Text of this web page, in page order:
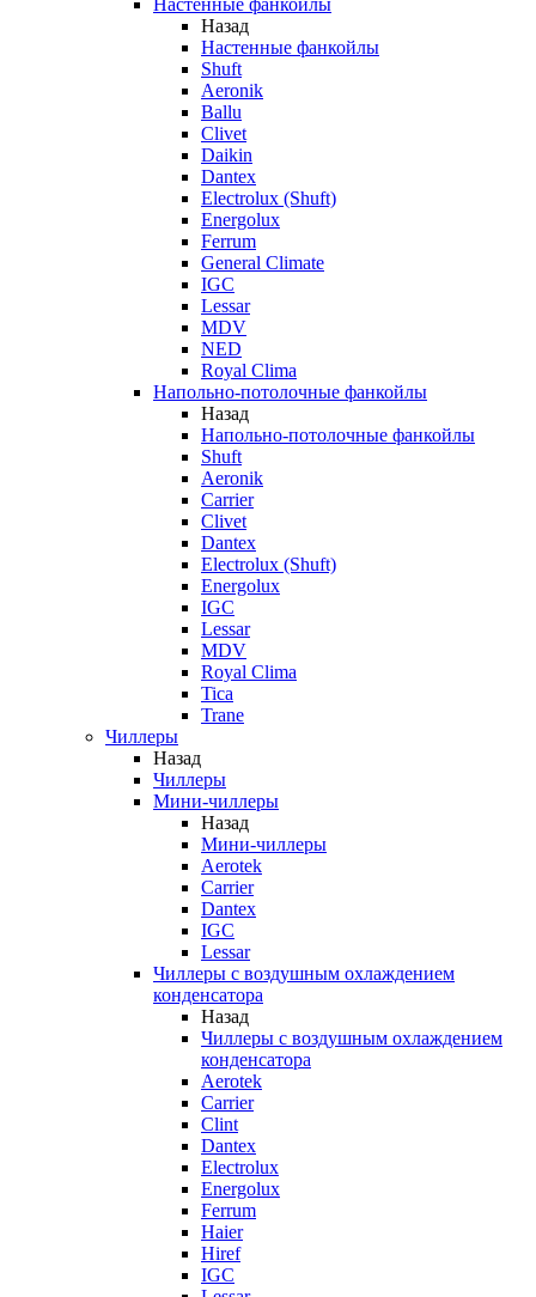
Настенные фанкойлы
Назад
Настенные фанкойлы
Shuft
Aeronik
Ballu
Clivet
Daikin
Dantex
Electrolux (Shuft)
Energolux
Ferrum
General Climate
IGC
Lessar
MDV
NED
Royal Clima
Напольно-потолочные фанкойлы
Назад
Напольно-потолочные фанкойлы
Shuft
Aeronik
Carrier
Clivet
Dantex
Electrolux (Shuft)
Energolux
IGC
Lessar
MDV
Royal Clima
Tica
Trane
Чиллеры
Назад
Чиллеры
Мини-чиллеры
Назад
Мини-чиллеры
Aerotek
Carrier
Dantex
IGC
Lessar
Чиллеры с воздушным охлаждением
конденсатора
Назад
Чиллеры с воздушным охлаждением
конденсатора
Aerotek
Carrier
Clint
Dantex
Electrolux
Energolux
Ferrum
Haier
Hiref
IGC